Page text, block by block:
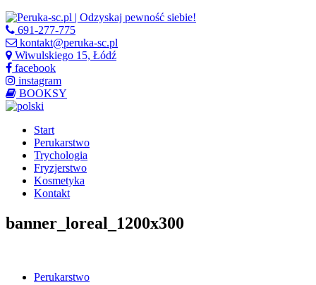
691-277-775
kontakt@peruka-sc.pl
Wiwulskiego 15, Łódź
facebook
instagram
BOOKSY
Start
Perukarstwo
Trychologia
Fryzjerstwo
Kosmetyka
Kontakt
banner_loreal_1200x300
Perukarstwo